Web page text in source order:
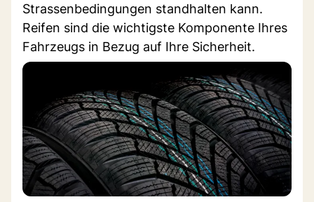
Strassenbedingungen standhalten kann.
Reifen sind die wichtigste Komponente Ihres
Fahrzeugs in Bezug auf Ihre Sicherheit.